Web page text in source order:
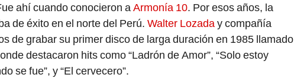
ahí cuando conocieron a Armonía 10. Por esos años, la
de éxito en el norte del Perú. Walter Lozaday compañía
de grabar su primer disco de larga duración en 1985 llamado
destacaron hits como “Ladrón de Amor”, “Solo estoy
se fue”, y “El cervecero”.